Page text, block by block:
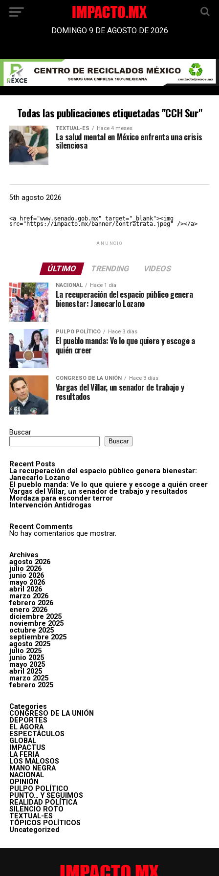
DOMINGO 9 DE AGOSTO DE 2026
Todas las publicaciones etiquetadas "CCH Sur"
TEXTUAL-ES Hace 4 meses
La salud mental en México enfrenta una crisis
silenciosa
5th agosto 2026
<a href="www.senado.gob.mx" target="_blank"><img
src="https://impacto.mx/banner/contratrata.jpeg" /></a>
ANUNCIO
ÚLTIMO TRENDING VIDEOS
NACIONAL Hace 1 día
La recuperación del espacio público genera
bienestar: Janecarlo Lozano
PULPO POLÍTICO Hace 3 días
El pueblo manda: Ve lo que quiere y escoge a
quién creer
CONGRESO DE LA UNIÓN Hace 3 días
Vargas del Villar, un senador de trabajo y
resultados
Buscar
Buscar
Recent Posts
La recuperación del espacio público genera bienestar:
Janecarlo Lozano
El pueblo manda: Ve lo que quiere y escoge a quién creer
Vargas del Villar, un senador de trabajo y resultados
Mordaza para esconder terror
Intervención Antidrogas
Recent Comments
No hay comentarios que mostrar.
Archives
agosto 2026
julio 2026
junio 2026
mayo 2026
abril 2026
marzo 2026
febrero 2026
enero 2026
diciembre 2025
noviembre 2025
octubre 2025
septiembre 2025
agosto 2025
julio 2025
junio 2025
mayo 2025
abril 2025
marzo 2025
febrero 2025
Categories
CONGRESO DE LA UNIÓN
DEPORTES
EL ÁGORA
ESPECTÁCULOS
GLOBAL
IMPACTUS
LA FERIA
LOS MALOSOS
MANO NEGRA
NACIONAL
OPINIÓN
PULPO POLÍTICO
PUNTO… Y SEGUIMOS
REALIDAD POLÍTICA
SILENCIO ROTO
TEXTUAL-ES
TÓPICOS POLÍTICOS
Uncategorized